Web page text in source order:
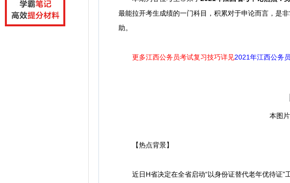
最能拉开考生成绩的一门科目，积累对于申论而言，是非
助。
更多江西公务员考试复习技巧详见2021年江西公务
本图
【热点背景】
近日H省决定在全省启动“以身份证替代老年优待证”